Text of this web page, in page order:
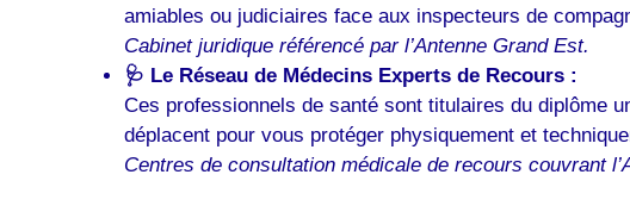
amiables ou judiciaires face aux inspecteurs de
Cabinet juridique référencé par l’Antenne Grand Est.
🩺 Le Réseau de Médecins Experts de Recours :
Ces professionnels de santé sont titulaires du diplôme
déplacent pour vous protéger physiquement et
Centres de consultation médicale de recours couvrant